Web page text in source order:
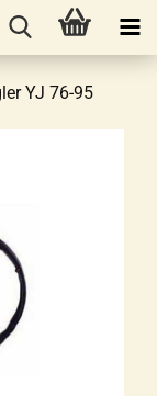
YJ 76-95